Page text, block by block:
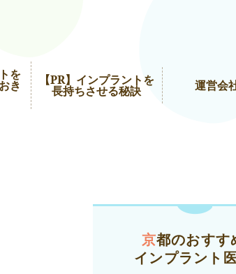
を
き 【PR】インプラントを
長持ちさせる秘訣 運営会
京都のおすす
インプラント